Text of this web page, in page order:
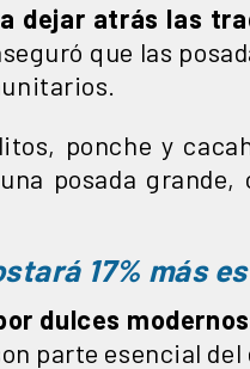
dejar atrás las
que las
ponche y
posada
17% más
dulces modernos
parte esencial del